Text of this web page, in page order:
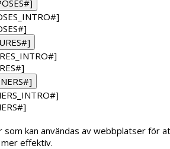
som kan användas av webbplatser för
effektiv.